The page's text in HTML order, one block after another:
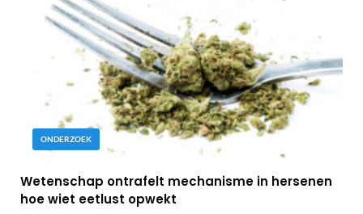
ONDERZOEK
Wetenschap ontrafelt mechanisme in hersenen
hoe wiet eetlust opwekt